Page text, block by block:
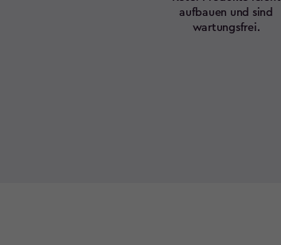
aufbauen und sind
wartungsfrei.